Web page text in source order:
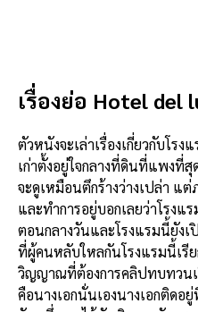
เรื่องย่อ Hotel del
ตัวหนังจะเล่าเรื่องเกี่ยวกับโร
เก่าตั้งอยู่ใจกลางที่ดินที่แพงที่
จะดูเหมือนตึกร้างว่างเปล่า แ
และทำการอยู่บอกเลยว่าโรงแ
ตอนกลางวันและโรงแรมนี้ยังเ
ที่ผู้คนหลับใหลกันโรงแรมนี้เรี
วิญญาณที่ต้องการคลิปทบทวนเ
คือนางเอกนั่นเองนางเอกติด